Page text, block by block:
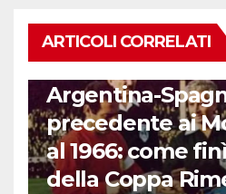
ARTICOLI CORRELATI
Argentina-
precedente ai
al 1966: come
della Coppa